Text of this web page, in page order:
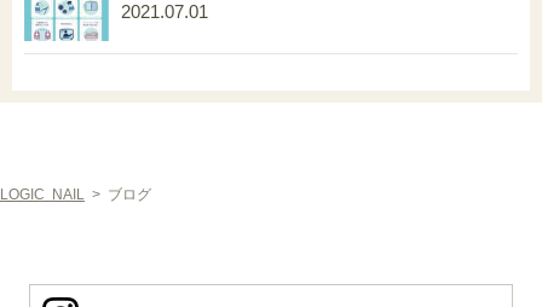
2021.07.01
LOGIC NAIL > ブログ